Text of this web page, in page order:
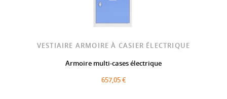
VESTIAIRE ARMOIRE À CASIER ÉLECTRIQUE
Armoire multi-cases électrique
657,05 €